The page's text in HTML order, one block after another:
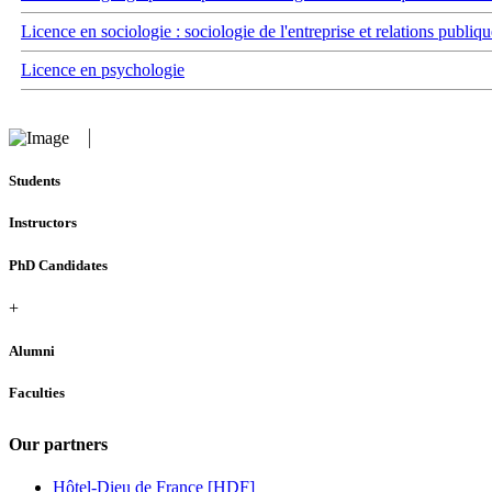
Licence en sociologie : sociologie de l'entreprise et relations
Licence en psychologie
Students
Instructors
PhD Candidates
+
Alumni
Faculties
Our partners
Hôtel-Dieu de France [HDF]